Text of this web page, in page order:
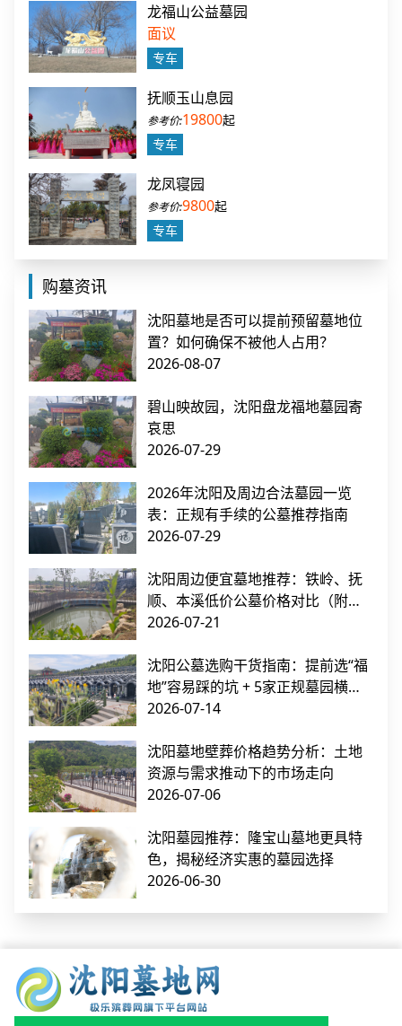
龙福山公益墓园
面议
专车
抚顺玉山息园
19800起
专车
龙凤寝园
9800起
专车
购墓资讯
沈阳墓地是否可以提前预留墓地位
置？如何确保不被他人占用？
2026-08-07
碧山映故园，沈阳盘龙福地墓园寄
哀思
2026-07-29
2026年沈阳及周边合法墓园一览
表：正规有手续的公墓推荐指南
2026-07-29
沈阳周边便宜墓地推荐：铁岭、抚
顺、本溪低价公墓价格对比（附交
通指南）
2026-07-21
沈阳公墓选购干货指南：提前选“福
地”容易踩的坑 + 5家正规墓园横向
对比
2026-07-14
沈阳墓地壁葬价格趋势分析：土地
资源与需求推动下的市场走向
2026-07-06
沈阳墓园推荐：隆宝山墓地更具特
色，揭秘经济实惠的墓园选择
2026-06-30